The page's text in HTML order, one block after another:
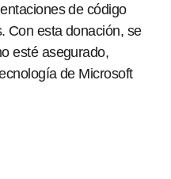
de código
Con esta donación, se
esté asegurado,
de Microsoft